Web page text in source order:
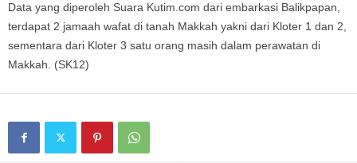
Data yang diperoleh Suara Kutim.com dari embarkasi Balikpapan,
terdapat 2 jamaah wafat di tanah Makkah yakni dari Kloter 1 dan 2,
sementara dari Kloter 3 satu orang masih dalam perawatan di
Makkah. (SK12)